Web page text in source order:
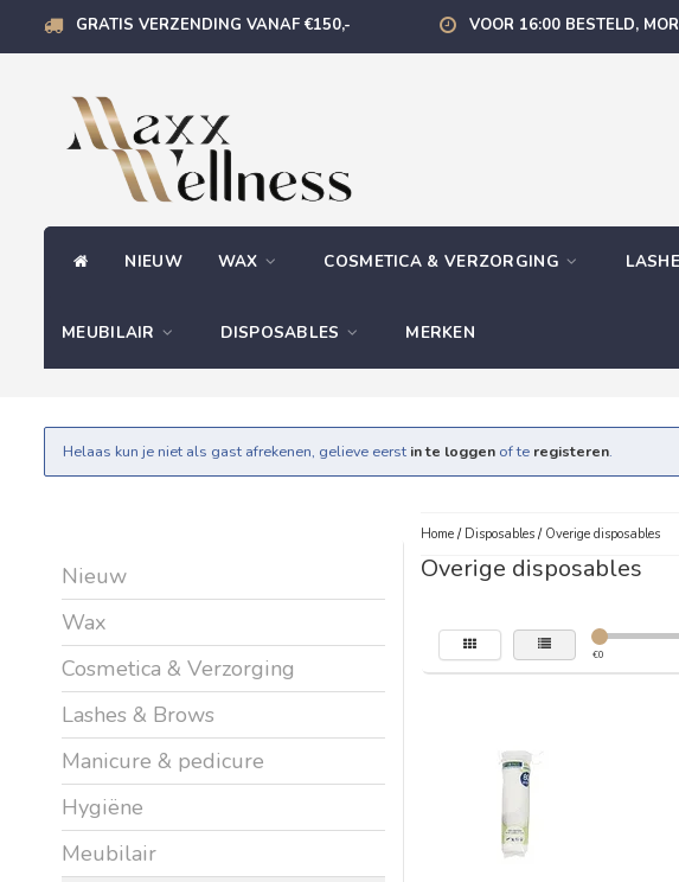
GRATIS VERZENDING VANAF €150,- VOOR 16:00 BESTELD,
NIEUW WAX COSMETICA & VERZORGING
MEUBILAIR DISPOSABLES MERKEN
Helaas kun je niet als gast afrekenen, gelieve eerst in te loggen of te registeren.
Nieuw
Wax
Cosmetica & Verzorging
Lashes & Brows
Manicure & pedicure
Hygiëne
Meubilair
Home/ Disposables/ Overige disposables
Overige disposables
€0